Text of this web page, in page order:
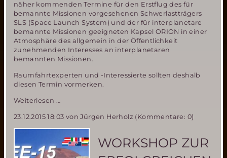
näher kommenden Termine für den Erstflug des für
bemannte Missionen vorgesehenen Schwerlastträgers
SLS (Space Launch System) und der für interplanetare
bemannte Missionen geeigneten Kapsel ORION in einer
Atmosphäre des allgemein in der Öffentlichkeit
zunehmenden Interesses an interplanetaren
bemannten Missionen.
Raumfahrtexperten und -Interessierte sollten deshalb
diesen Termin vormerken.
Weiterlesen …
Society
Convention
vom
21.-25.
September
23.12.2015 18:03 von Jürgen Herholz (Kommentare: 0)
WORKSHOP ZUR